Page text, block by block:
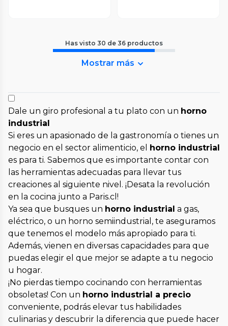
Has visto 30 de 36 productos
Mostrar más
Dale un giro profesional a tu plato con un horno
industrial
Si eres un apasionado de la gastronomía o tienes un
negocio en el sector alimenticio, el
horno industrial
es para ti. Sabemos que es importante contar con
las herramientas adecuadas para llevar tus
creaciones al siguiente nivel. ¡Desata la revolución
en la cocina junto a Paris.cl!
Ya sea que busques un horno industrial a gas,
eléctrico, o un horno semiindustrial, te aseguramos
que tenemos el modelo más apropiado para ti.
Además, vienen en diversas capacidades para que
puedas elegir el que mejor se adapte a tu negocio
u hogar.
¡No pierdas tiempo cocinando con herramientas
obsoletas! Con un horno industrial a precio
conveniente, podrás elevar tus habilidades
culinarias y descubrir la diferencia que puede hacer